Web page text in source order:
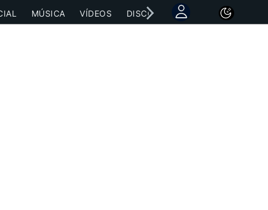
MÚSICA VÍDEOS DISCOGRAFÍAS CONCIERTOS